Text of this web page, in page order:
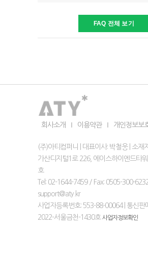
FAQ 전체 보기
회사소개 이용약관 개인정보보
(주)아티컴퍼니 | 대표이사: 박철웅 | 소재
가산디지털1로 226, 에이스하이엔드타
호
Tel: 02-1644-7459 / Fax: 0505-300-
support@aty.kr
사업자등록번호: 553-88-00064 | 통신판
2022-서울금천-1430호사업자정보확인